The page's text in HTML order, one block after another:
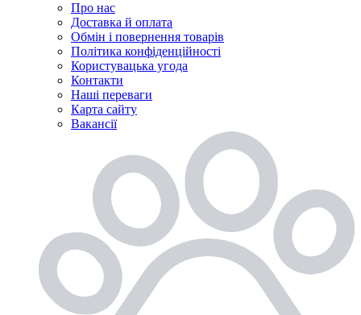
Про нас
Доставка й оплата
Обмін і повернення товарів
Політика конфіденційності
Користувацька угода
Контакти
Наші переваги
Карта сайту
Вакансії